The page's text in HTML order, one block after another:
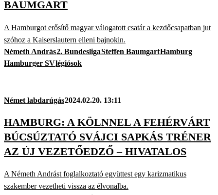
BAUMGART
A Hamburgot erősítő magyar válogatott csatár a kezdőcsapatban jut
szóhoz a Kaiserslautern elleni bajnokin.
Németh András2. BundesligaSteffen BaumgartHamburg
Hamburger SVlégiósok
Német labdarúgás2024.02.20. 13:11
HAMBURG: A KÖLNNEL A FEHÉRVÁRT
BÚCSÚZTATÓ SVÁJCI SAPKÁS TRÉNER
AZ ÚJ VEZETŐEDZŐ – HIVATALOS
A Németh Andrást foglalkoztató együttest egy karizmatikus
szakember vezetheti vissza az élvonalba.